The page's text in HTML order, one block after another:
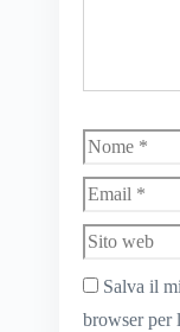
Nome
Salva il
browser per